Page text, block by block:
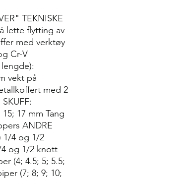
TEKNISKE
lette flytting av
med verktøy
Cr-V
vekt på
med 2
17 mm Tang
ANDRE
1/4 og 1/2
4 og 1/2 knott
(4; 4.5; 5; 5.5;
(7; 8; 9; 10;